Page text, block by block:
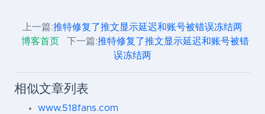
上一篇:推特修复了推文显示延迟和账号被错误冻结两
博客首页
下一篇:推特修复了推文显示延迟和账号被错
误冻结两
相似文章列表
www.518fans.com